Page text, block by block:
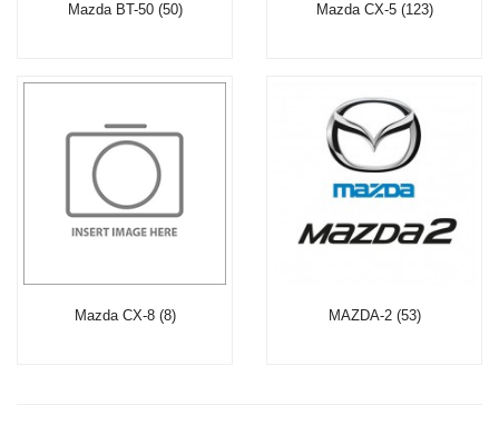
Mazda BT-50 (50) Mazda CX-5 (123)
Mazda CX-8 (8) MAZDA-2 (53)